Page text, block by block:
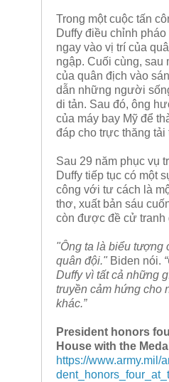
Trong một cuộc tấn
Duffy điều chỉnh
ngay vào vị trí của
ngập. Cuối cùng, sau
của quân địch vào
dẫn những người
di tản. Sau đó, ông
của máy bay Mỹ để
đáp cho trực thăng
Sau 29 năm phục vụ
Duffy tiếp tục có một
công với tư cách là
thơ, xuất bản sáu
còn được đề cử tranh
"Ông ta là biểu tượng
quân đội."Biden nói.
Duffy vì tất cả những
truyền cảm hứng cho
khác.”
President honors
House with the
https://www.army.mil/